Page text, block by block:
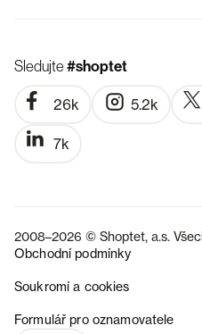
Sledujte#shoptet
26k 5.2k
7k
2008–2026 © Shoptet, a.s.
Obchodní podmínky
Soukromí a cookies
Formulář pro oznamovatele